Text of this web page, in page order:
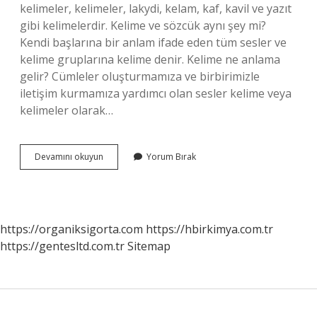
kelimeler, kelimeler, lakydi, kelam, kaf, kavil ve yazıt
gibi kelimelerdir. Kelime ve sözcük aynı şey mi?
Kendi başlarına bir anlam ifade eden tüm sesler ve
kelime gruplarına kelime denir. Kelime ne anlama
gelir? Cümleler oluşturmamıza ve birbirimizle
iletişim kurmamıza yardımcı olan sesler kelime veya
kelimeler olarak…
Devamını okuyun
Yerine
Yorum Bırak
https://organiksigorta.com https://hbirkimya.com.tr
https://gentesltd.com.trSitemap